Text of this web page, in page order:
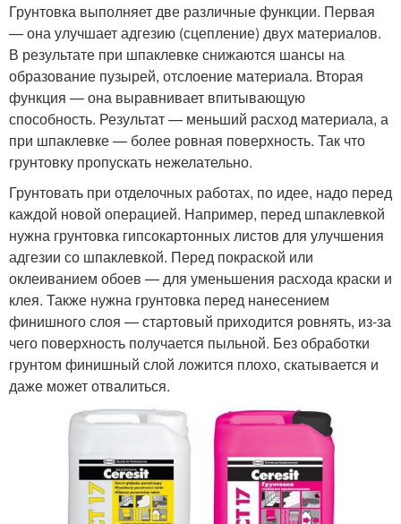
Грунтовка выполняет две различные функции. Первая
— она улучшает адгезию (сцепление) двух материалов.
В результате при шпаклевке снижаются шансы на
образование пузырей, отслоение материала. Вторая
функция — она выравнивает впитывающую
способность. Результат — меньший расход материала, а
при шпаклевке — более ровная поверхность. Так что
грунтовку пропускать нежелательно.
Грунтовать при отделочных работах, по идее, надо перед
каждой новой операцией. Например, перед шпаклевкой
нужна грунтовка гипсокартонных листов для улучшения
адгезии со шпаклевкой. Перед покраской или
оклеиванием обоев — для уменьшения расхода краски и
клея. Также нужна грунтовка перед нанесением
финишного слоя — стартовый приходится ровнять, из-за
чего поверхность получается пыльной. Без обработки
грунтом финишный слой ложится плохо, скатывается и
даже может отвалиться.